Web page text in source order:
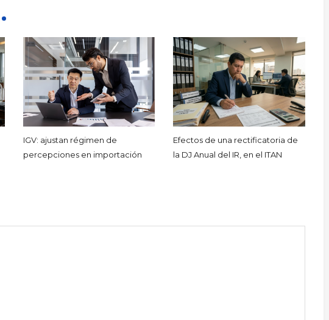
IGV: ajustan régimen de
percepciones en importación
Efectos de una rectificatoria de
la DJ Anual del IR, en el ITAN